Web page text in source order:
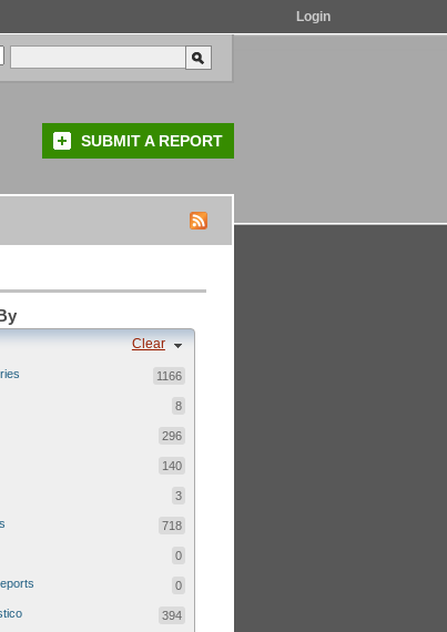
Login
SUBMIT A REPORT
Clear
1166
8
296
140
3
718
0
0
394